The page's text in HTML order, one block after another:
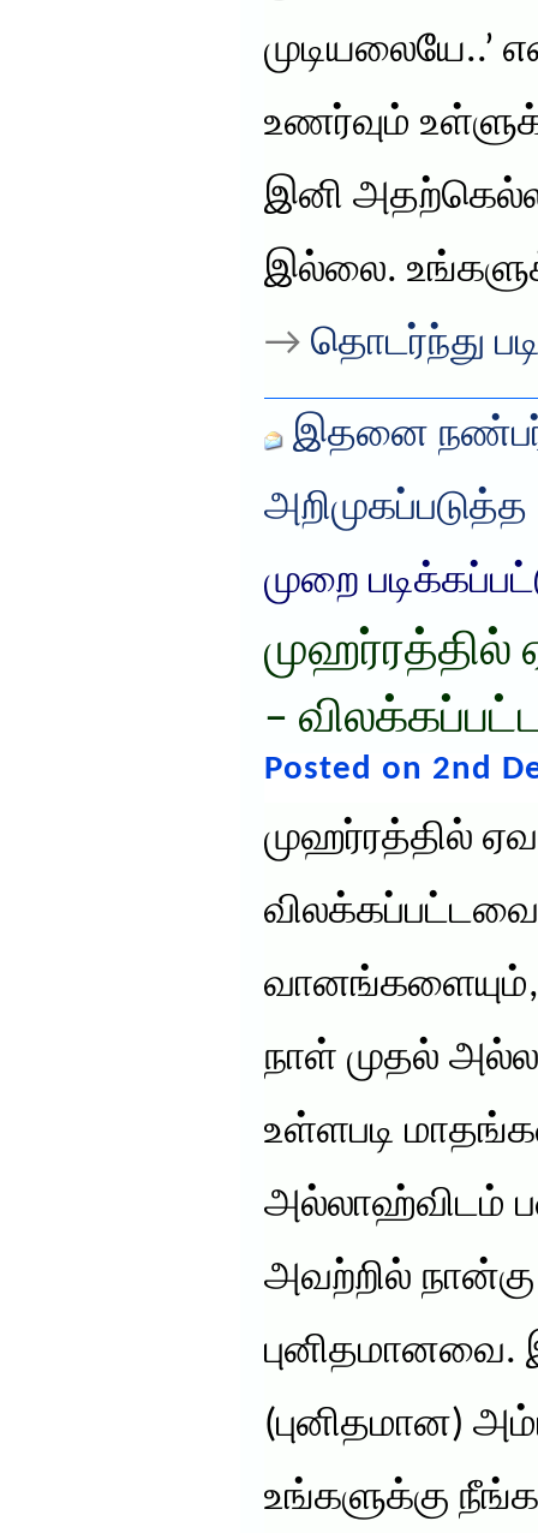
முடியலையே..’
உணர்வும்
இனி
இல்லை.
→ தொடர்ந்து
இதனை
அறிமுகப்படுத்த
முறை
–
Posted on 2nd
முஹர்ரத்தில்
வானங்களையும்,
நாள் முதல்
உள்ளபடி
அல்லாஹ்விடம்
அவற்றில்
புனிதமானவை.
(புனிதமான)
உங்களுக்கு